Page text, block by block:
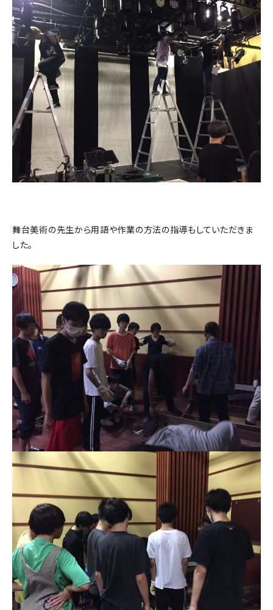
舞台美術の先生から用語や作業の方法の指導もしていただきま
した。